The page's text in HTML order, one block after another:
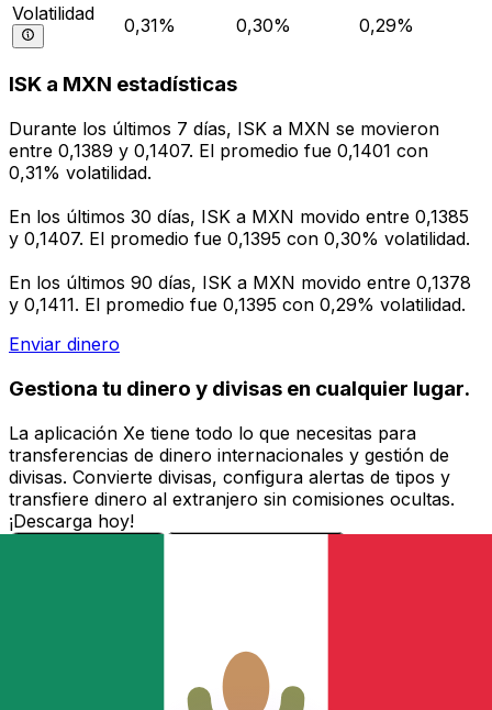
Volatilidad
0,31% 0,30% 0,29%
ISK a MXN estadísticas
Durante los últimos 7 días, ISK a MXN se movieron
entre 0,1389 y 0,1407. El promedio fue 0,1401 con
0,31% volatilidad.
En los últimos 30 días, ISK a MXN movido entre 0,1385
y 0,1407. El promedio fue 0,1395 con 0,30% volatilidad.
En los últimos 90 días, ISK a MXN movido entre 0,1378
y 0,1411. El promedio fue 0,1395 con 0,29% volatilidad.
Enviar dinero
Gestiona tu dinero y divisas en cualquier lugar.
La aplicación Xe tiene todo lo que necesitas para
transferencias de dinero internacionales y gestión de
divisas. Convierte divisas, configura alertas de tipos y
transfiere dinero al extranjero sin comisiones ocultas.
¡Descarga hoy!